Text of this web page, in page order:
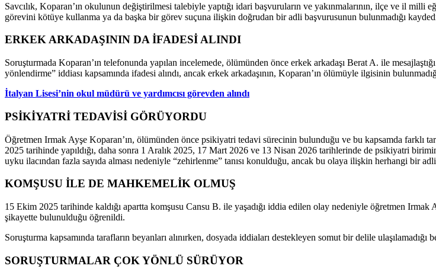
Savcılık, Koparan’ın okulunun değiştirilmesi talebiyle yaptığı idari başvuruların ve yakınmalarının, ilçe ve il milli
görevini kötüye kullanma ya da başka bir görev suçuna ilişkin doğrudan bir adli başvurusunun bulunmadığı
ERKEK ARKADAŞININ DA İFADESİ ALINDI
Soruşturmada Koparan’ın telefonunda yapılan incelemede, ölümünden önce erkek arkadaşı Berat A. ile
yönlendirme” iddiası kapsamında ifadesi alındı, ancak erkek arkadaşının, Koparan’ın ölümüyle ilgisinin
İtalyan Lisesi’nin okul müdürü ve yardımcısı görevden alındı
PSİKİYATRİ TEDAVİSİ GÖRÜYORDU
Öğretmen Irmak Ayşe Koparan’ın, ölümünden önce psikiyatri tedavi sürecinin bulunduğu ve bu kapsamda farklı
2025 tarihinde yapıldığı, daha sonra 1 Aralık 2025, 17 Mart 2026 ve 13 Nisan 2026 tarihlerinde de psikiyatri
uyku ilacından fazla sayıda alması nedeniyle “zehirlenme” tanısı konulduğu, ancak bu olaya ilişkin herhangi bir
KOMŞUSU İLE DE MAHKEMELİK OLMUŞ
15 Ekim 2025 tarihinde kaldığı apartta komşusu Cansu B. ile yaşadığı iddia edilen olay nedeniyle öğretmen
şikayette bulunulduğu öğrenildi.
Soruşturma kapsamında tarafların beyanları alınırken, dosyada iddiaları destekleyen somut bir delile
SORUŞTURMALAR ÇOK YÖNLÜ SÜRÜYOR